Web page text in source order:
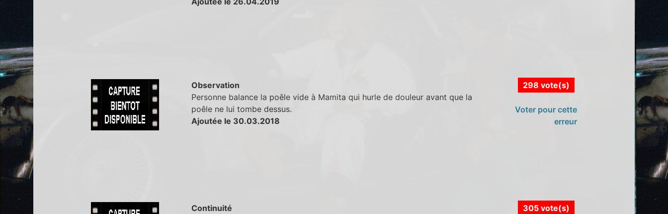
Observation
Personne balance la poêle vide à Mamita qui hurle de douleur avant que la
poêle ne lui tombe dessus.
Ajoutée le 30.03.2018
298 vote(s)
Voter pour cette
erreur
Continuité
305 vote(s)